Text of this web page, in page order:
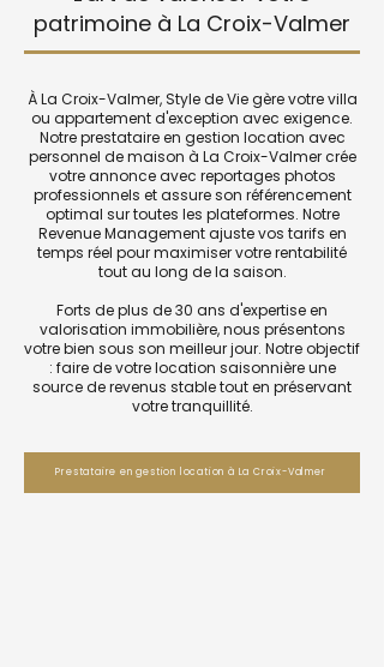
patrimoine à La Croix-Valmer
À La Croix-Valmer, Style de Vie gère votre villa
ou appartement d'exception avec exigence.
Notre prestataire en gestion location avec
personnel de maison à La Croix-Valmer crée
votre annonce avec reportages photos
professionnels et assure son référencement
optimal sur toutes les plateformes. Notre
Revenue Management ajuste vos tarifs en
temps réel pour maximiser votre rentabilité
tout au long de la saison.
Forts de plus de 30 ans d'expertise en
valorisation immobilière, nous présentons
votre bien sous son meilleur jour. Notre objectif
: faire de votre location saisonnière une
source de revenus stable tout en préservant
votre tranquillité.
Prestataire en gestion location à La Croix-Valmer